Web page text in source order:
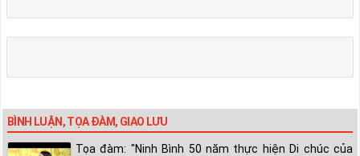
BÌNH LUẬN, TỌA ĐÀM, GIAO LƯU
Tọa đàm: "Ninh Bình 50 năm thực hiện Di chúc của